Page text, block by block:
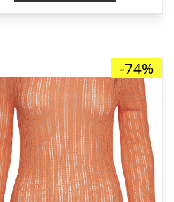
kr. 3.000,00.
kr.
-74%